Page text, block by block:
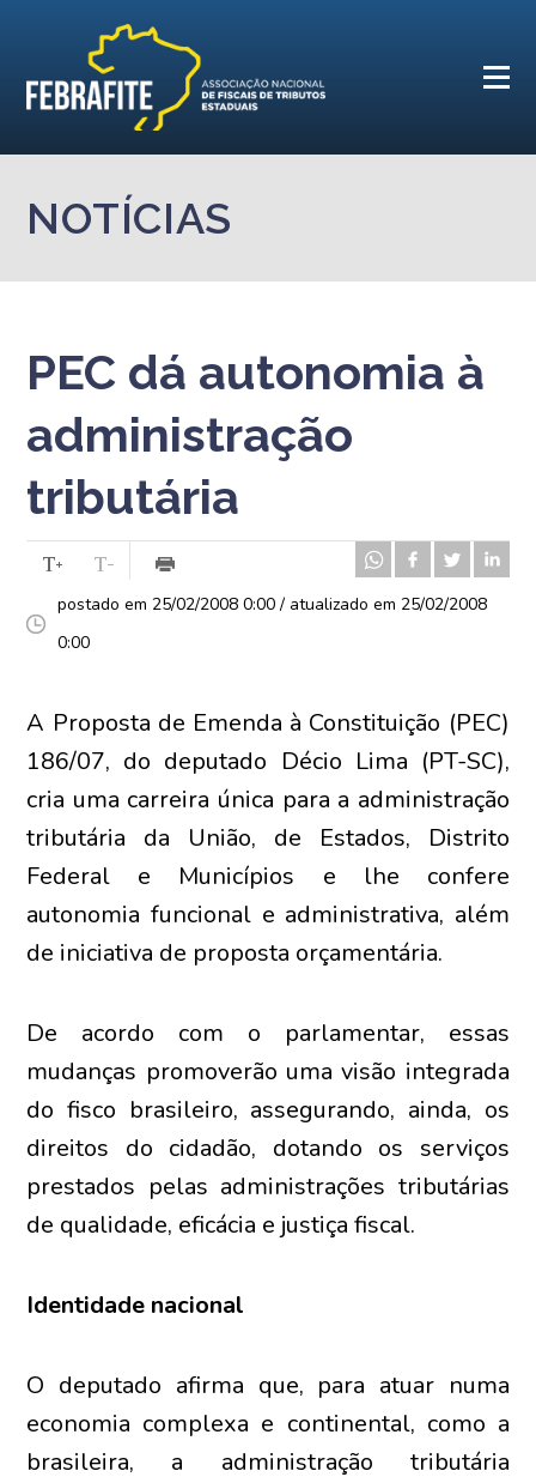
NOTÍCIAS
PEC dá autonomia à
administração
tributária
postado em 25/02/2008 0:00 / atualizado em 25/02/2008
0:00
A Proposta de Emenda à Constituição (PEC)
186/07, do deputado Décio Lima (PT-SC),
cria uma carreira única para a administração
tributária da União, de Estados, Distrito
Federal e Municípios e lhe confere
autonomia funcional e administrativa, além
de iniciativa de proposta orçamentária.
De acordo com o parlamentar, essas
mudanças promoverão uma visão integrada
do fisco brasileiro, assegurando, ainda, os
direitos do cidadão, dotando os serviços
prestados pelas administrações tributárias
de qualidade, eficácia e justiça fiscal.
Identidade nacional
O deputado afirma que, para atuar numa
economia complexa e continental, como a
brasileira, a administração tributária